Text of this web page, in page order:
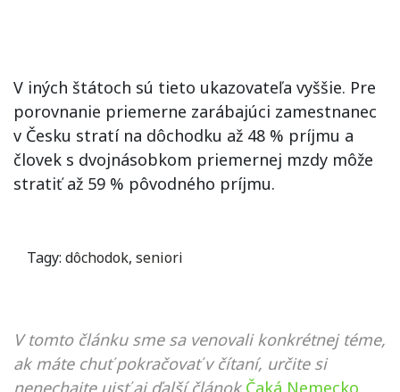
V iných štátoch sú tieto ukazovateľa vyššie. Pre
porovnanie priemerne zarábajúci zamestnanec
v Česku stratí na dôchodku až 48 % príjmu a
človek s dvojnásobkom priemernej mzdy môže
stratiť až 59 % pôvodného príjmu.
Tagy: dôchodok, seniori
V tomto článku sme sa venovali konkrétnej téme,
ak máte chuť pokračovať v čítaní, určite si
nenechajte ujsť aj ďalší článok Čaká Nemecko